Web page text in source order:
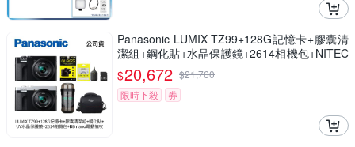
Panasonic LUMIX TZ99+128G記憶卡+膠囊清
潔組+鋼化貼+水晶保護鏡+2614相機包+NITEC
ORE BB nano 迷你電動氣吹(公司貨)
$20,672 $21,760
限時下殺
券